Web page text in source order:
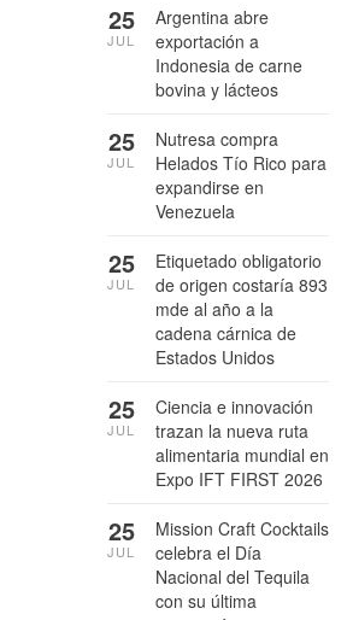
Argentina abre
exportación a
Indonesia de carne
bovina y lácteos
25
JUL
Nutresa compra
Helados Tío Rico para
expandirse en
Venezuela
25
JUL
Etiquetado obligatorio
de origen costaría 893
mde al año a la
cadena cárnica de
Estados Unidos
25
JUL
Ciencia e innovación
trazan la nueva ruta
alimentaria mundial en
Expo IFT FIRST 2026
25
JUL
Mission Craft Cocktails
celebra el Día
Nacional del Tequila
con su última
25
JUL